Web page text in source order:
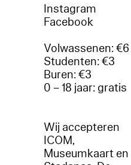
Instagram
Facebook
Volwassenen: €6
Studenten: €3
Buren: €3
0 – 18 jaar: gratis
Wij accepteren
ICOM,
Museumkaart en